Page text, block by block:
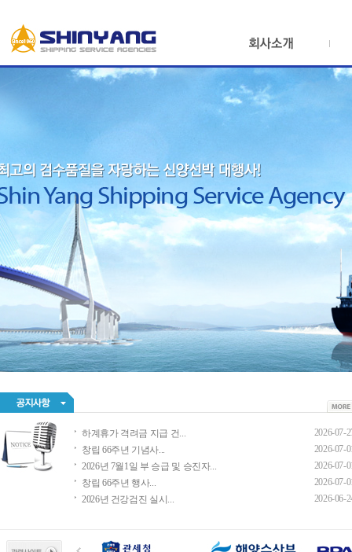
하계휴가 격려금 지급 건...
2026-07-
창립 66주년 기념사...
2026-07-
2026년 7월1일 부 승급 및 승진자...
2026-07-
창립 66주년 행사...
2026-07-
2026년 건강검진 실시...
2026-06-